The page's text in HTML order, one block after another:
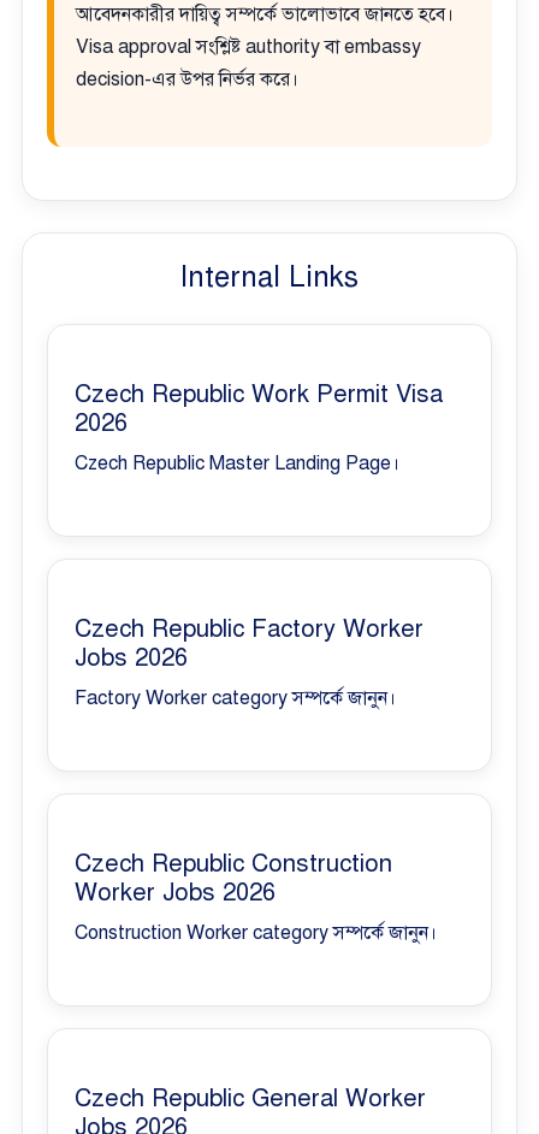
আবেদনকারীর দায়িত্ব সম্পর্কে ভালোভাবে জানতে হবে।
Visa approval সংশ্লিষ্ট authority বা embassy
decision-এর উপর নির্ভর করে।
Internal Links
Czech Republic Work Permit Visa
2026
Czech Republic Master Landing Page।
Czech Republic Factory Worker
Jobs 2026
Factory Worker category সম্পর্কে জানুন।
Czech Republic Construction
Worker Jobs 2026
Construction Worker category সম্পর্কে জানুন।
Czech Republic General Worker
Jobs 2026